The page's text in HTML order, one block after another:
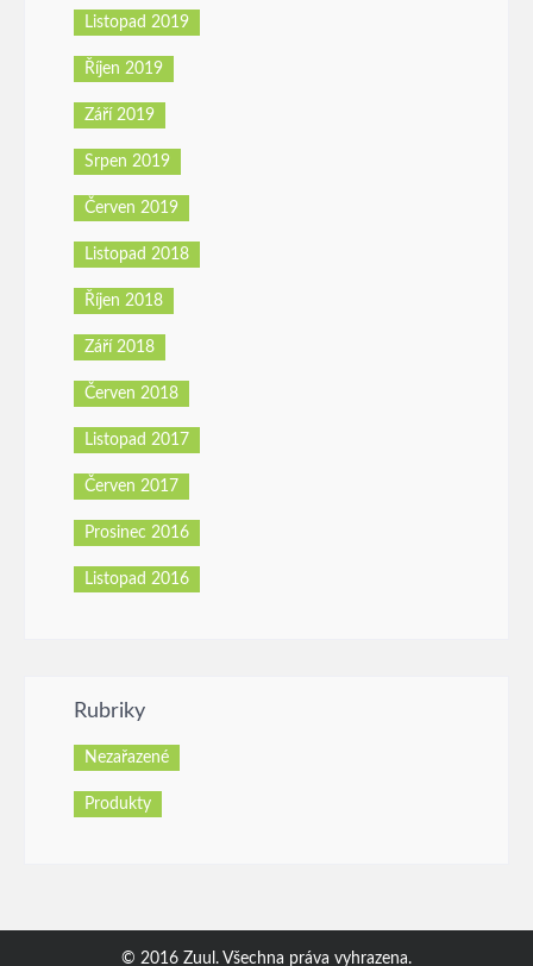
Listopad 2019
Říjen 2019
Září 2019
Srpen 2019
Červen 2019
Listopad 2018
Říjen 2018
Září 2018
Červen 2018
Listopad 2017
Červen 2017
Prosinec 2016
Listopad 2016
Rubriky
Nezařazené
Produkty
© 2016 Zuul. Všechna práva vyhrazena.